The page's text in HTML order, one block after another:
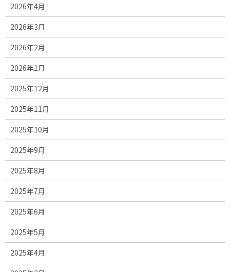
2026年4月
2026年3月
2026年2月
2026年1月
2025年12月
2025年11月
2025年10月
2025年9月
2025年8月
2025年7月
2025年6月
2025年5月
2025年4月